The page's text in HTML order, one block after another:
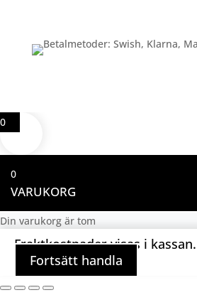
0
0
VARUKORG
Din varukorg är tom
Fraktkostnader visas i kassan.
Fortsätt handla